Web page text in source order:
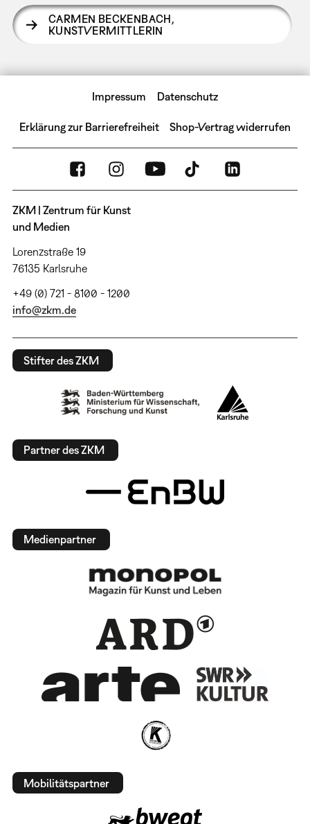
CARMEN BECKENBACH ,
KUNSTVERMITTLERIN
Impressum Datenschutz
Erklärung zur Barrierefreiheit Shop-Vertrag widerrufen
ZKM | Zentrum für Kunst
und Medien
Lorenzstraße 19
76135 Karlsruhe
+49 (0) 721 - 8100 - 1200
info@zkm.de
Stifter des ZKM
Partner des ZKM
Medienpartner
Mobilitätspartner